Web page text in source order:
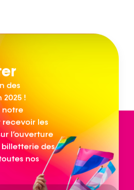
des
2025 !
notre
recevoir les
l’ouverture
billetterie des
nos